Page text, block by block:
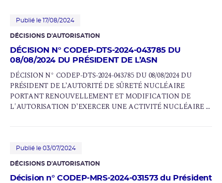
Publié le 17/08/2024
DÉCISIONS D'AUTORISATION
DÉCISION N° CODEP-DTS-2024-043785 DU
08/08/2024 DU PRÉSIDENT DE L’ASN
DÉCISION N° CODEP-DTS-2024-043785 DU 08/08/2024 DU
PRÉSIDENT DE L’AUTORITÉ DE SÛRETÉ NUCLÉAIRE
PORTANT RENOUVELLEMENT ET MODIFICATION DE
L'AUTORISATION D’EXERCER UNE ACTIVITÉ NUCLÉAIRE À
Publié le 03/07/2024
DÉCISIONS D'AUTORISATION
Décision n° CODEP-MRS-2024-031573 du Président